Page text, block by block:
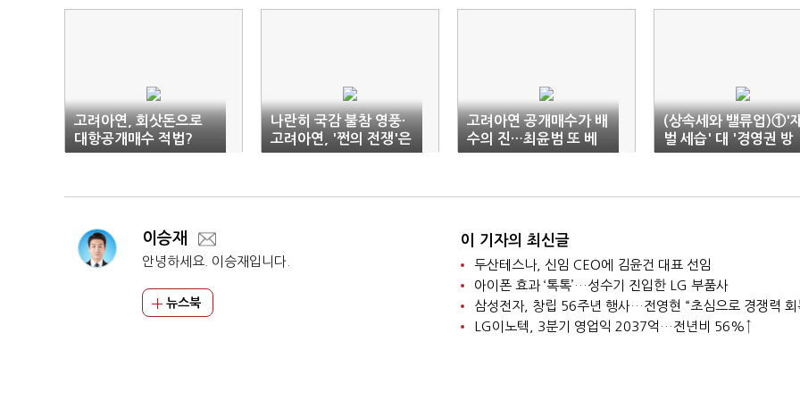
고려아연, 회삿돈으로
대항공개매수 적법?
나란히 국감 불참 영풍·
고려아연, '쩐의 전쟁'은
지속
고려아연 공개매수가 배
수의 진…최윤범 또 베
팅
(상속세와 밸류업)①'
벌 세습' 대 '경영권 방
어'…요동치는 재계
이승재
안녕하세요. 이승재입니다.
뉴스북
이 기자의 최신글
두산테스나, 신임 CEO에 김윤건 대표 선임
아이폰 효과 ‘톡톡’…성수기 진입한 LG 부품사
삼성전자, 창립 56주년 행사…전영현 “초심으로 경쟁력 회
LG이노텍, 3분기 영업익 2037억…전년비 56%↑